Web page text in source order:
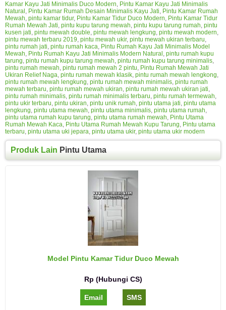
Kamar Kayu Jati Minimalis Duco Modern, Pintu Kamar Kayu Jati Minimalis
Natural , Pintu Kamar Rumah Desain Minimalis Kayu Jati, Pintu Kamar Rumah
Mewah, pintu kamar tidur, Pintu Kamar Tidur Duco Modern, Pintu Kamar Tidur
Rumah Mewah Jati, pintu kupu tarung mewah, pintu kupu tarung rumah, pintu
kusen jati, pintu mewah double, pintu mewah lengkung, pintu mewah modern,
pintu mewah terbaru 2019, pintu mewah ukir, pintu mewah ukiran terbaru,
pintu rumah jati, pintu rumah kaca, Pintu Rumah Kayu Jati Minimalis Model
Mewah, Pintu Rumah Kayu Jati Minimalis Modern Natural , pintu rumah kupu
tarung, pintu rumah kupu tarung mewah, pintu rumah kupu tarung minimalis,
pintu rumah mewah, pintu rumah mewah 2 pintu, Pintu Rumah Mewah Jati
Ukiran Relief Naga, pintu rumah mewah klasik, pintu rumah mewah lengkong,
pintu rumah mewah lengkung, pintu rumah mewah minimalis, pintu rumah
mewah terbaru, pintu rumah mewah ukiran, pintu rumah mewah ukiran jati,
pintu rumah minimalis, pintu rumah minimalis terbaru, pintu rumah termewah,
pintu ukir terbaru, pintu ukiran, pintu unik rumah, pintu utama jati, pintu utama
lengkung, pintu utama mewah, pintu utama minimalis, pintu utama rumah,
pintu utama rumah kupu tarung, pintu utama rumah mewah, Pintu Utama
Rumah Mewah Kaca, Pintu Utama Rumah Mewah Kupu Tarung, Pintu utama
terbaru, pintu utama uki jepara, pintu utama ukir, pintu utama ukir modern
Produk Lain Pintu Utama
Model Pintu Kamar Tidur Duco Mewah
Rp (Hubungi CS)
Email SMS